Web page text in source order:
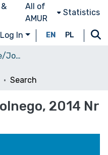
All of
AMUR
Statistics
Log In EN PL
Czasopisma naukowe/Journals
Search
2014 Nr